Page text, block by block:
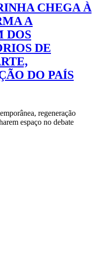
CHEGA À
A
DOS
DE
DO PAÍS
regeneração
espaço no debate